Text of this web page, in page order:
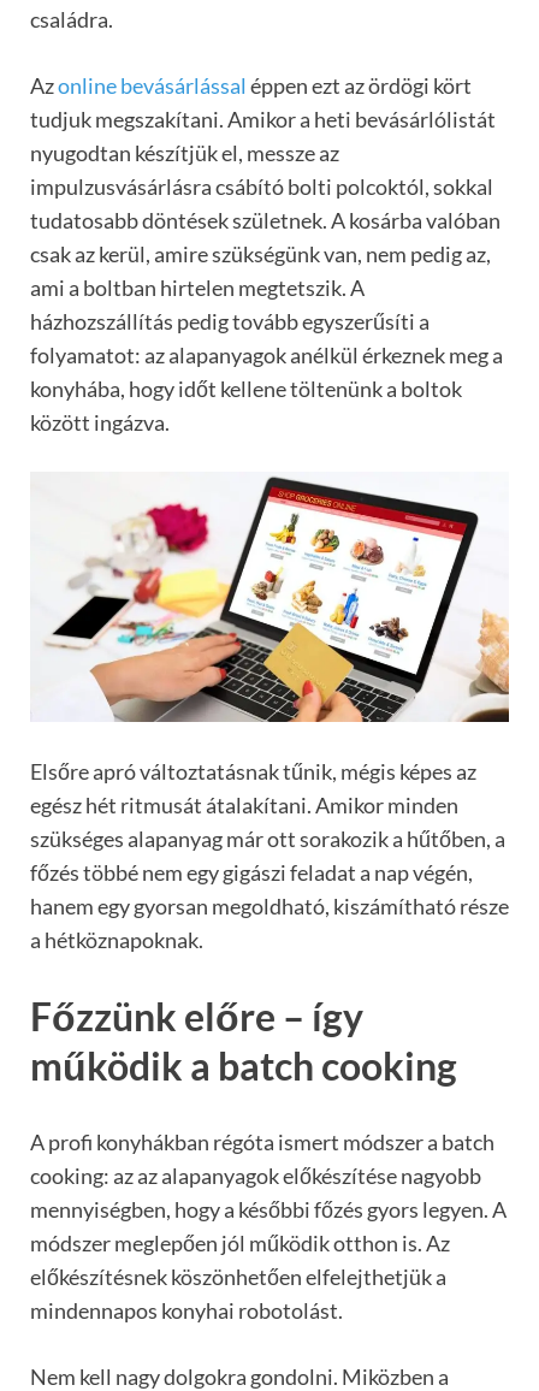
családra.
Azonline bevásárlással éppen ezt az ördögi kört
tudjuk megszakítani. Amikor a heti bevásárlólistát
nyugodtan készítjük el, messze az
impulzusvásárlásra csábító bolti polcoktól, sokkal
tudatosabb döntések születnek. A kosárba valóban
csak az kerül, amire szükségünk van, nem pedig az,
ami a boltban hirtelen megtetszik. A
házhozszállítás pedig tovább egyszerűsíti a
folyamatot: az alapanyagok anélkül érkeznek meg a
konyhába, hogy időt kellene töltenünk a boltok
között ingázva.
Elsőre apró változtatásnak tűnik, mégis képes az
egész hét ritmusát átalakítani. Amikor minden
szükséges alapanyag már ott sorakozik a hűtőben, a
főzés többé nem egy gigászi feladat a nap végén,
hanem egy gyorsan megoldható, kiszámítható része
a hétköznapoknak.
Főzzünk előre – így
működik a batch cooking
A profi konyhákban régóta ismert módszer a batch
cooking: az az alapanyagok előkészítése nagyobb
mennyiségben, hogy a későbbi főzés gyors legyen. A
módszer meglepően jól működik otthon is. Az
előkészítésnek köszönhetően elfelejthetjük a
mindennapos konyhai robotolást.
Nem kell nagy dolgokra gondolni. Miközben a